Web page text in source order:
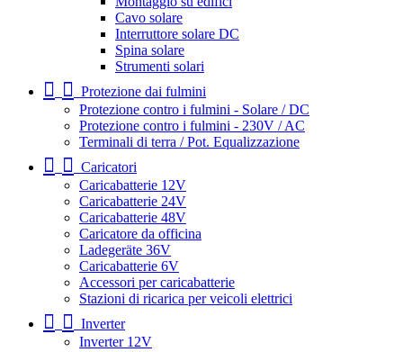
Cavo solare
Interruttore solare DC
Spina solare
Strumenti solari
Protezione dai fulmini
Protezione contro i fulmini - Solare / DC
Protezione contro i fulmini - 230V / AC
Terminali di terra / Pot. Equalizzazione
Caricatori
Caricabatterie 12V
Caricabatterie 24V
Caricabatterie 48V
Caricatore da officina
Ladegeräte 36V
Caricabatterie 6V
Accessori per caricabatterie
Stazioni di ricarica per veicoli elettrici
Inverter
Inverter 12V